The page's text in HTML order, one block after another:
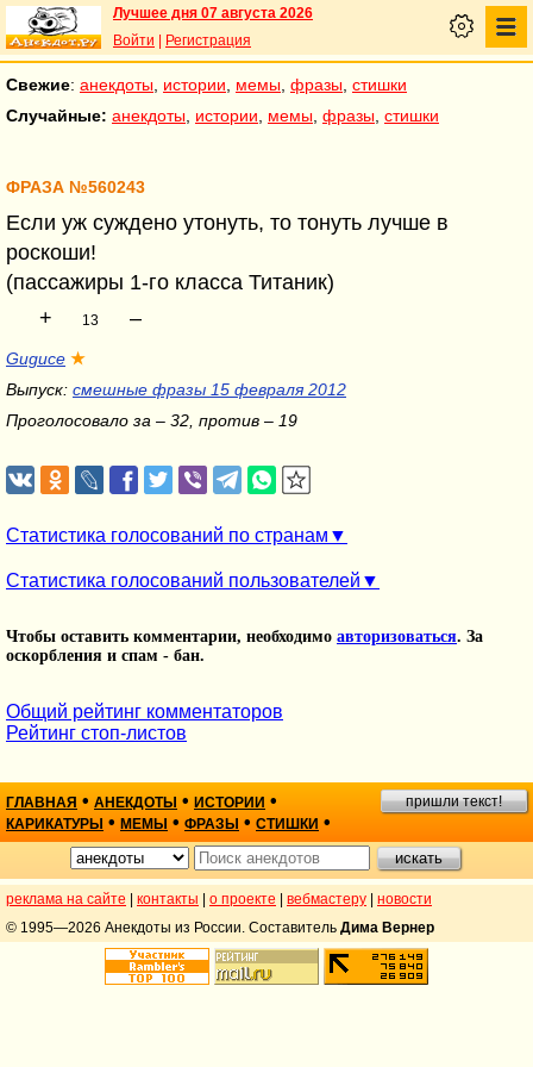
Лучшее дня 07 августа 2026
Войти
Регистрация
Свежие: анекдоты истории мемы фразы стишки
Случайные: анекдоты истории мемы фразы стишки
ФРАЗА №560243
Если уж суждено утонуть, то тонуть лучше в
роскоши!
(пассажиры 1-го класса Титаник)
+
13 –
Guguce ★
Выпуск: смешные фразы 15 февраля 2012
Проголосовало за – 32, против – 19
Статистика голосований по странам
Статистика голосований пользователей
Чтобы оставить комментарии, необходимо авторизоваться. За
оскорбления и спам - бан.
Общий рейтинг комментаторов
Рейтинг стоп-листов
ГЛАВНАЯ • АНЕКДОТЫ • ИСТОРИИ •
КАРИКАТУРЫ • МЕМЫ • ФРАЗЫ • СТИШКИ •
пришли текст!
реклама на сайте контакты о проекте вебмастеру
новости
© 1995—2026 Анекдоты из России. Составитель Дима Вернер